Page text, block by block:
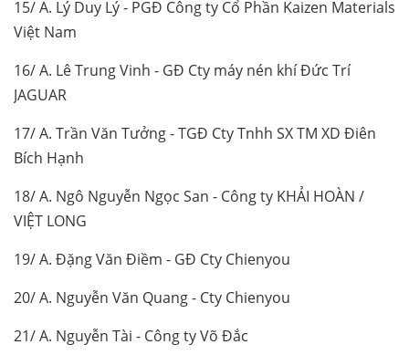
15/ A. Lý Duy Lý - PGĐ Công ty Cổ Phần Kaizen Materials
Việt Nam
16/ A. Lê Trung Vinh - GĐ Cty máy nén khí Đức Trí
JAGUAR
17/ A. Trần Văn Tưởng - TGĐ Cty Tnhh SX TM XD Điên
Bích Hạnh
18/ A. Ngô Nguyễn Ngọc San - Công ty KHẢI HOÀN /
VIỆT LONG
19/ A. Đặng Văn Điềm - GĐ Cty Chienyou
20/ A. Nguyễn Văn Quang - Cty Chienyou
21/ A. Nguyễn Tài - Công ty Võ Đắc